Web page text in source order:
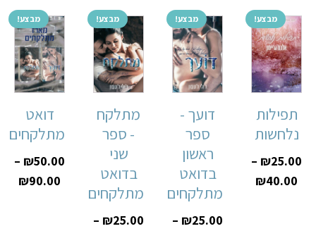
מבצע!
תפילות
נלחשות
₪25.00
–
₪40.00
מבצע!
דועך -
ספר
ראשון
בדואט
מתלקחים
₪25.00
–
מבצע!
מתלקח
- ספר
שני
בדואט
מתלקחים
₪25.00
–
מבצע!
דואט
מתלקחים
₪50.00
–
₪90.00